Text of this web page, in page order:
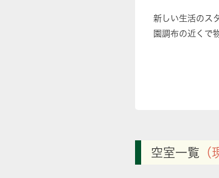
新しい生活のス
園調布の近くで
空室一覧